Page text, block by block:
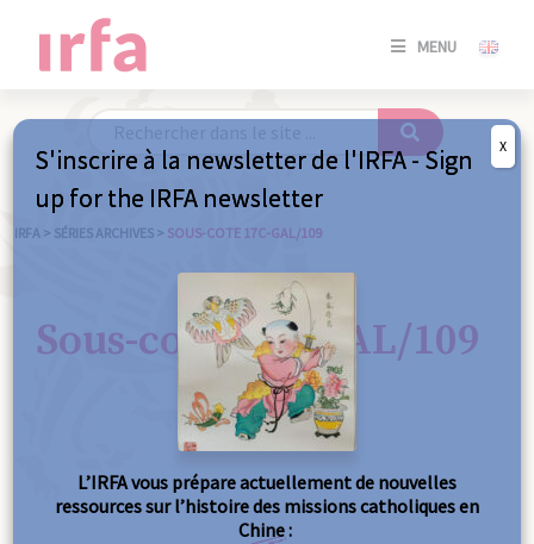
MENU
SE
IRFA > SÉRIES ARCHIVES > SOUS-COTE 17C-GAL/109
Sous-cote 17C-GAL/109
S'inscrire à la newsletter de l'IRFA - Sign
up for the IRFA newsletter
L’IRFA vous prépare actuellement de nouvelles
ressources sur l’histoire des missions catholiques en
Chine :
X